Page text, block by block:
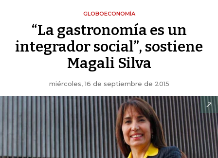
GLOBOECONOMÍA
“La gastronomía es un
integrador social”, sostiene
Magali Silva
miércoles, 16 de septiembre de 2015